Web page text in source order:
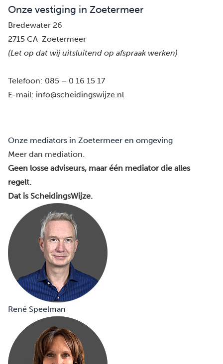
Onze vestiging in Zoetermeer
Bredewater 26
2715 CA Zoetermeer
(Let op dat wij uitsluitend op afspraak werken)
Telefoon: 085 – 0 16 15 17
E-mail: info@scheidingswijze.nl
Onze mediators in Zoetermeer en omgeving
Meer dan mediation.
Geen losse adviseurs, maar één mediator die alles
regelt.
Dat is ScheidingsWijze.
René Speelman